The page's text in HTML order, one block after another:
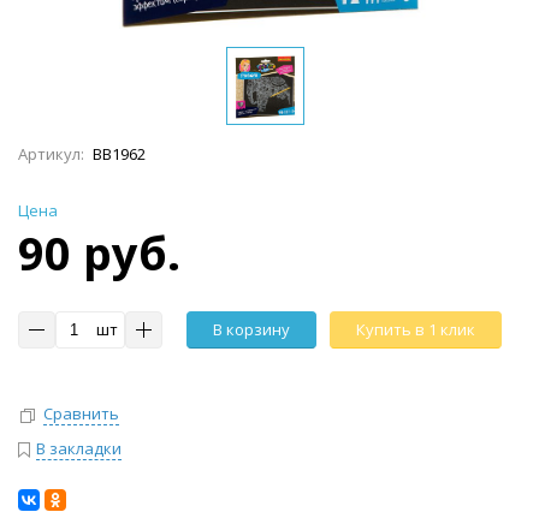
Артикул: ВВ1962
Цена
90 руб.
шт В корзину Купить в 1 клик
Сравнить
В закладки